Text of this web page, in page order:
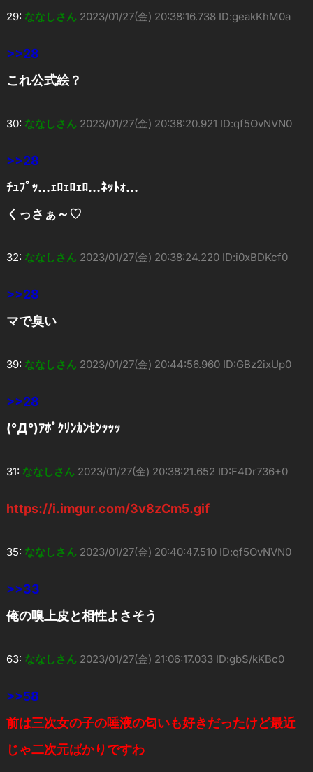
29: ななしさん 2023/01/27(金) 20:38:16.738 ID:geakKhM0a
>>28
これ公式絵？
30: ななしさん 2023/01/27(金) 20:38:20.921 ID:qf5OvNVN0
>>28
ﾁｭﾌﾟｯ…ｪﾛｪﾛｪﾛ…ﾈｯﾄｫ…
くっさぁ～♡
32: ななしさん 2023/01/27(金) 20:38:24.220 ID:i0xBDKcf0
>>28
マで臭い
39: ななしさん 2023/01/27(金) 20:44:56.960 ID:GBz2ixUp0
>>28
(°Д°)ｱﾎﾟｸﾘﾝｶﾝｾﾝｯｯｯ
31: ななしさん 2023/01/27(金) 20:38:21.652 ID:F4Dr736+0
https://i.imgur.com/3v8zCm5.gif
35: ななしさん 2023/01/27(金) 20:40:47.510 ID:qf5OvNVN0
>>33
俺の嗅上皮と相性よさそう
63: ななしさん 2023/01/27(金) 21:06:17.033 ID:gbS/kKBc0
>>58
前は三次女の子の唾液の匂いも好きだったけど最近
じゃ二次元ばかりですわ